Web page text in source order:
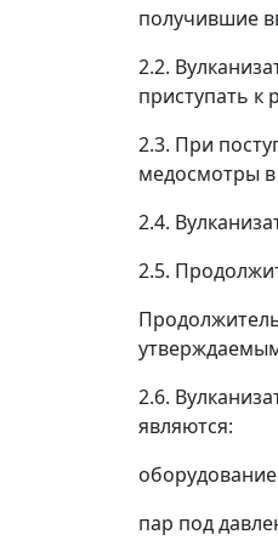
получившие
2.2.
приступать к
2.3. При
медосмотры
2.4.
2.5.
2.6.
являются:
пар под